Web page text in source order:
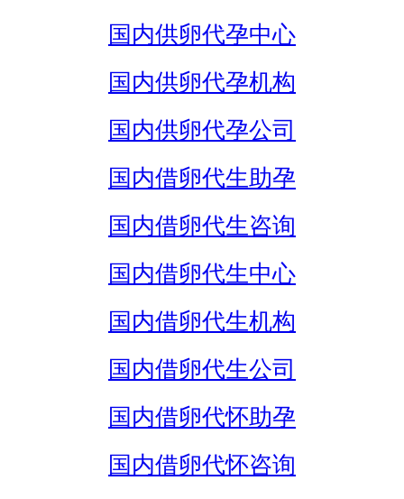
国内供卵代孕中心
国内供卵代孕机构
国内供卵代孕公司
国内借卵代生助孕
国内借卵代生咨询
国内借卵代生中心
国内借卵代生机构
国内借卵代生公司
国内借卵代怀助孕
国内借卵代怀咨询